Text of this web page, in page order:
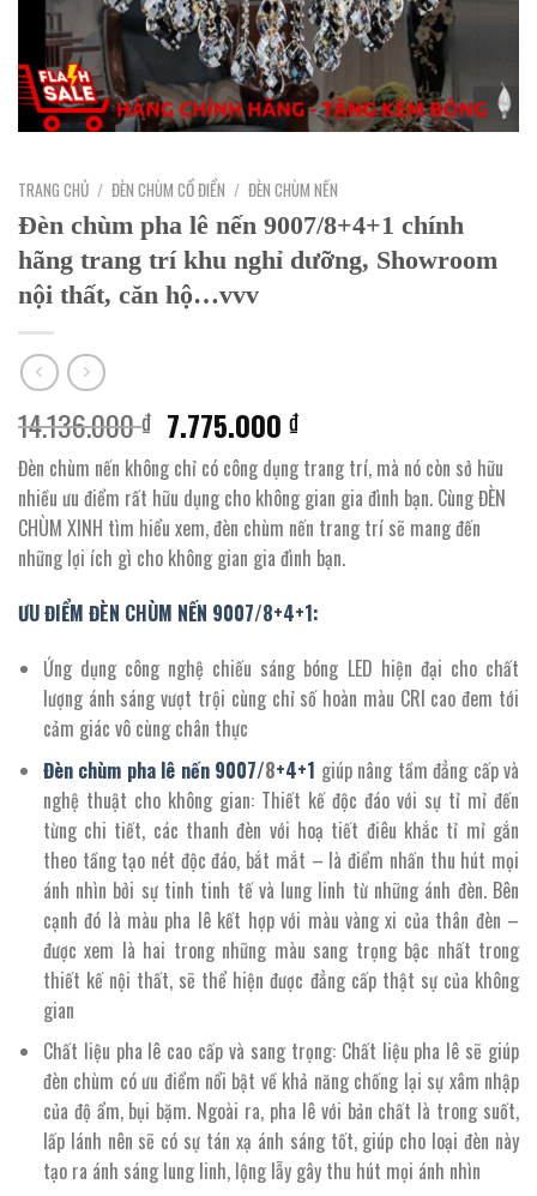
TRANG CHỦ / ĐÈN CHÙM CỔ ĐIỂN / ĐÈN CHÙM NẾN
Đèn chùm pha lê nến 9007/8+4+1 chính
hãng trang trí khu nghỉ dưỡng, Showroom
nội thất, căn hộ…vvv
14.136.000₫ Giá
gốc
là:
14.136.000 ₫.
7.775.000₫Giá
hiện
tại
là:
7.775.000 ₫.
Đèn chùm nến không chỉ có công dụng trang trí, mà nó còn sở hữu
nhiều ưu điểm rất hữu dụng cho không gian gia đình bạn. Cùng ĐÈN
CHÙM XINH tìm hiểu xem, đèn chùm nến trang trí sẽ mang đến
những lợi ích gì cho không gian gia đình bạn.
ƯU ĐIỂM ĐÈN CHÙM NẾN 9007/8+4+1:
Ứng dụng công nghệ chiếu sáng bóng LED hiện đại cho chất
lượng ánh sáng vượt trội cùng chỉ số hoàn màu CRI cao đem tới
cảm giác vô cùng chân thực
Đèn chùm pha lê nến 9007/8+4+1 giúp nâng tầm đẳng cấp và
nghệ thuật cho không gian: Thiết kế độc đáo với sự tỉ mỉ đến
từng chi tiết, các thanh đèn với hoạ tiết điêu khắc tỉ mỉ gắn
theo tầng tạo nét độc đáo, bắt mắt – là điểm nhấn thu hút mọi
ánh nhìn bởi sự tinh tinh tế và lung linh từ những ánh đèn. Bên
cạnh đó là màu pha lê kết hợp với màu vàng xi của thân đèn –
được xem là hai trong những màu sang trọng bậc nhất trong
thiết kế nội thất, sẽ thể hiện được đẳng cấp thật sự của không
gian
Chất liệu pha lê cao cấp và sang trọng: Chất liệu pha lê sẽ giúp
đèn chùm có ưu điểm nổi bật về khả năng chống lại sự xâm nhập
của độ ẩm, bụi bặm. Ngoài ra, pha lê với bản chất là trong suốt,
lấp lánh nên sẽ có sự tán xạ ánh sáng tốt, giúp cho loại đèn này
tạo ra ánh sáng lung linh, lộng lẫy gây thu hút mọi ánh nhìn